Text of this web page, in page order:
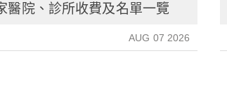
醫院、診所收費及名單一覽
AUG 07 2026